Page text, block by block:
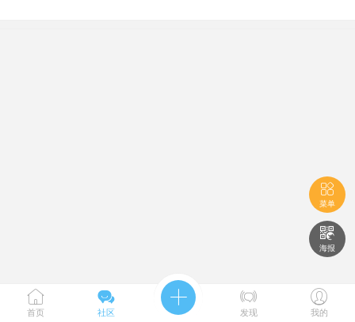

菜单

海报

首页

社区
 
发现

我的